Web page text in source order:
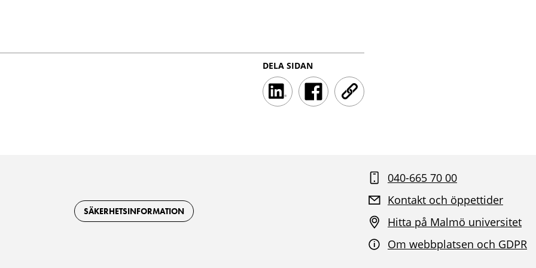
DELA SIDAN
LinkedInShareClick
FacebookShareClick
UrlShareClick
SÄKERHETSINFORMATION
040-665 70 00
Kontakt och öppettider
Hitta på Malmö universitet
Om webbplatsen och GDPR